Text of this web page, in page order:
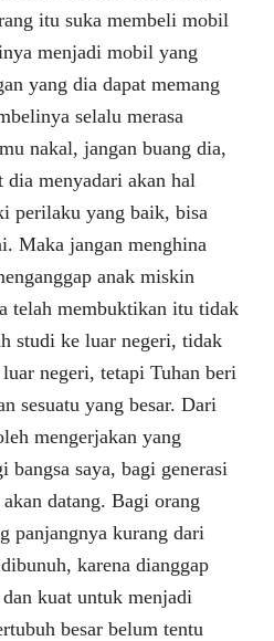
itu suka membeli mobil
menjadi mobil yang
yang dia dapat memang
selalu merasa
nakal, jangan buang dia,
menyadari akan hal
perilaku yang baik, bisa
Maka jangan menghina
anak miskin
telah membuktikan itu tidak
studi ke luar negeri, tidak
negeri, tetapi Tuhan beri
sesuatu yang besar. Dari
mengerjakan yang
bangsa saya, bagi generasi
datang. Bagi orang
panjangnya kurang dari
karena dianggap
kuat untuk menjadi
besar belum tentu